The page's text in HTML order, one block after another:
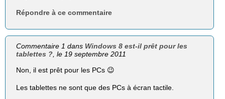
Répondre à ce commentaire
Commentaire 1 dans Windows 8 est-il prêt pour les
tablettes ? , le 19 septembre 2011
Non, il est prêt pour les PCs 😉
Les tablettes ne sont que des PCs à écran tactile.